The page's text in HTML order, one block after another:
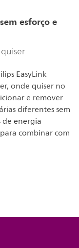
esforço e
EasyLink
onde quiser no
e remover
diferentes sem
de energia
combinar com